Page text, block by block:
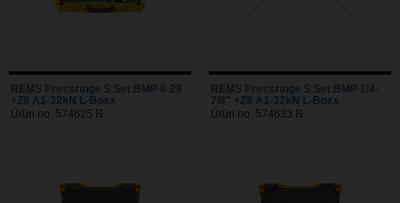
REMS Pressringe S Set BMP 6-28
+Z8 A1-32kN L-Boxx
Ürün no. 574625 R
REMS Pressringe S Set BMP 1/4-
7/8" +Z8 A1-32kN L-Boxx
Ürün no. 574633 R